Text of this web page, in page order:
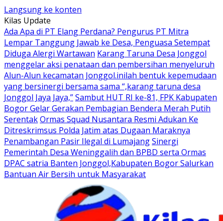
Langsung ke konten
Kilas Update
Ada Apa di PT Elang Perdana? Pengurus PT Mitra
Lempar Tanggung Jawab ke Desa, Penguasa Setempat
Diduga Alergi Wartawan Karang Taruna Desa Jonggol
menggelar aksi penataan dan pembersihan menyeluruh
Alun-Alun kecamatan Jonggol.inilah bentuk kepemudaan
yang bersinergi bersama sama “,karang taruna desa
Jonggol Jaya Jaya,”Sambut HUT RI ke-81, FPK Kabupaten
Bogor Gelar Gerakan Pembagian Bendera Merah Putih
SerentakOrmas Squad Nusantara Resmi Adukan Ke
Ditreskrimsus Polda Jatim atas Dugaan Maraknya
Penambangan Pasir Ilegal di LumajangSinergi
Pemerintah Desa Weninggalih dan BPBD serta Ormas
DPAC satria Banten Jonggol,Kabupaten Bogor Salurkan
Bantuan Air Bersih untuk Masyarakat